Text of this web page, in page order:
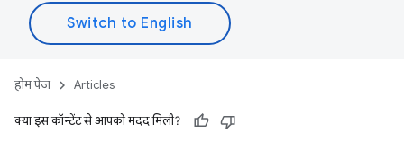
होम पेज Articles
क्या इस कॉन्टेंट से आपको मदद मिली?